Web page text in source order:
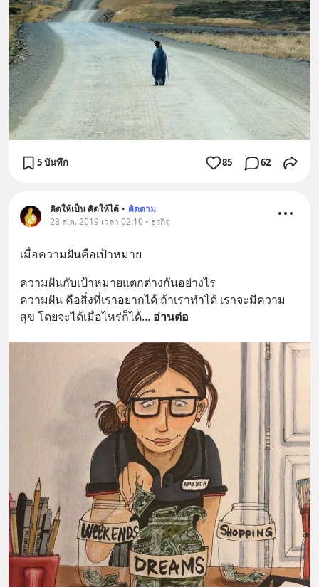
5 บันทึก 85 62
คิดให้เป็น คิดให้ได้ • ติดตาม
28 ส.ค. 2019 เวลา 02:10 • ธุรกิจ
เมื่อความฝันคือเป้าหมาย
ความฝันกับเป้าหมายแตกต่างกันอย่างไร
ความฝัน คือสิ่งที่เราอยากได้ ถ้าเราทำได้ เราจะมีความ
สุข โดยจะได้เมื่อไหร่ก็ได้... อ่านต่อ